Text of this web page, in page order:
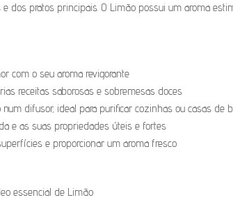
dos pratos principais. O Limão possui um aroma
com o seu aroma revigorante
receitas saborosas e sobremesas doces
difusor, ideal para purificar cozinhas ou casas de
e as suas propriedades úteis e fortes
e proporcionar um aroma fresco
essencial de Limão